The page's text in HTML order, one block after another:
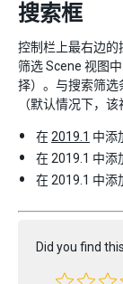
搜索框
控制栏上最右边
筛选 Scene 视图
择）。与搜索筛选
（默认情况下，
在2019.1 中添
在 2019.1 中添
在 2019.1 中添
Did you find